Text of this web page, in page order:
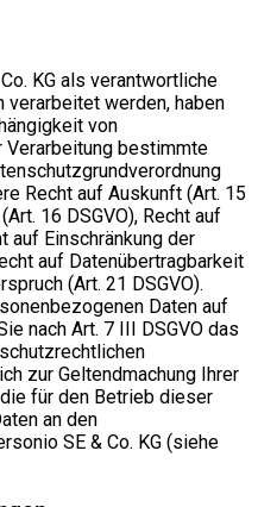
KG als verantwortliche
werden, haben
von
Verarbeitung bestimmte
Recht auf Auskunft (Art. 15
16 DSGVO), Recht auf
auf Einschränkung der
auf Datenübertragbarkeit
(Art. 21 DSGVO).
Daten auf
nach Art. 7 III DSGVO das
zur Geltendmachung Ihrer
für den Betrieb dieser
an den
SE & Co. KG (siehe